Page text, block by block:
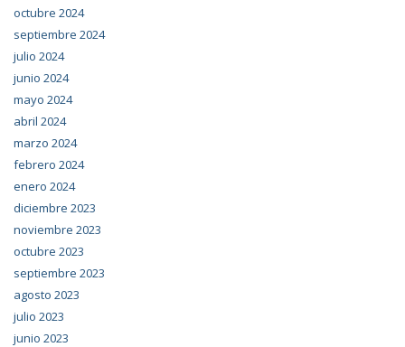
octubre 2024
septiembre 2024
julio 2024
junio 2024
mayo 2024
abril 2024
marzo 2024
febrero 2024
enero 2024
diciembre 2023
noviembre 2023
octubre 2023
septiembre 2023
agosto 2023
julio 2023
junio 2023